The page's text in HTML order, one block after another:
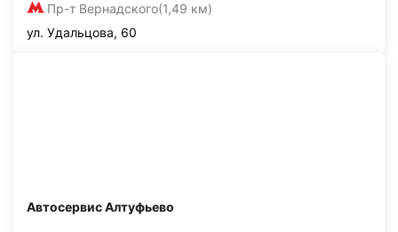
Пр-т Вернадского(1,49 км)
ул. Удальцова, 60
Автосервис Алтуфьево